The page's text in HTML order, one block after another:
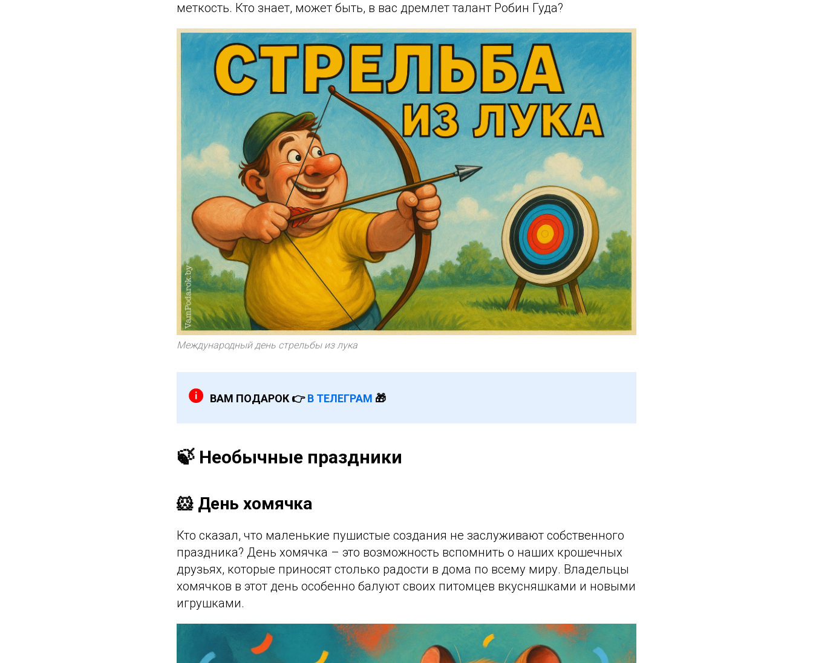
меткость. Кто знает, может быть, в вас дремлет талант Робин Гуда?
Международный день стрельбы из лука
ВАМ ПОДАРОК 👉В ТЕЛЕГРАМ 🎁
🍃 Необычные праздники
🐹 День хомячка
Кто сказал, что маленькие пушистые создания не заслуживают собственного
праздника? День хомячка – это возможность вспомнить о наших крошечных
друзьях, которые приносят столько радости в дома по всему миру. Владельцы
хомячков в этот день особенно балуют своих питомцев вкусняшками и новыми
игрушками.